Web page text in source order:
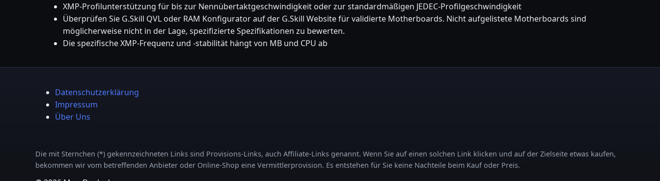
XMP-Profilunterstützung für bis zur Nennübertaktgeschwindigkeit oder zur standardmäßigen JEDEC-Profilgeschwindigkeit
Überprüfen Sie G.Skill QVL oder RAM Konfigurator auf der G.Skill Website für validierte Motherboards. Nicht aufgelistete Motherboards sind
möglicherweise nicht in der Lage, spezifizierte Spezifikationen zu bewerten.
Die spezifische XMP-Frequenz und -stabilität hängt von MB und CPU ab
Datenschutzerklärung
Impressum
Über Uns
Die mit Sternchen (*) gekennzeichneten Links sind Provisions-Links, auch Affiliate-Links genannt. Wenn Sie auf einen solchen Link klicken und auf der Zielseite etwas kaufen,
bekommen wir vom betreffenden Anbieter oder Online-Shop eine Vermittlerprovision. Es entstehen für Sie keine Nachteile beim Kauf oder Preis.